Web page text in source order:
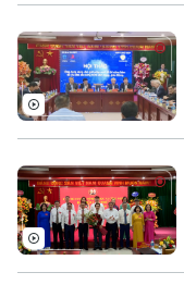
Thời sự
Hà Nội
Chính trị
Xã hội
An ninh trật tự
Công nghệ
Hà Nội
Người Hà Nội
Khoảnh khắc Hà Nội
Thế giới
Tin tức
Quân sự
Kinh tế
Tin tức
Nhà đất